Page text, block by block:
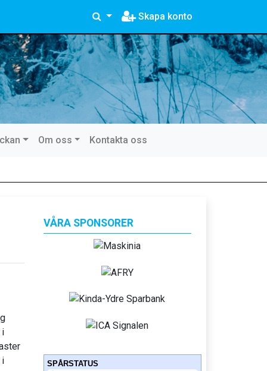
Skapa konto
Om oss Kontakta oss
i
i
VÅRA SPONSORER
SPÅRSTATUS